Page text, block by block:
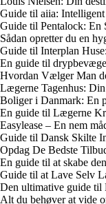
Guide til aiia:
Guide til Pentalock: En
Sådan opretter du en
Guide til Interplan
En guide til
Hvordan Vælger Man
Lægerne Tagenhus:
Boliger i Danmark: En
En guide til Lægerne
Easylease – En nem
Guide til Dansk Skilte
Opdag De Bedste
En guide til at skabe
Guide til at Lave Selv
Den ultimative guide til
Alt du behøver at vide